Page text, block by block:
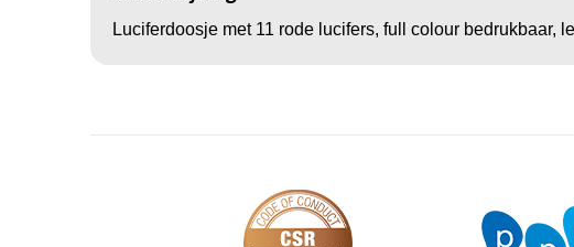
Luciferdoosje met 11 rode lucifers, full colour bedrukbaar,